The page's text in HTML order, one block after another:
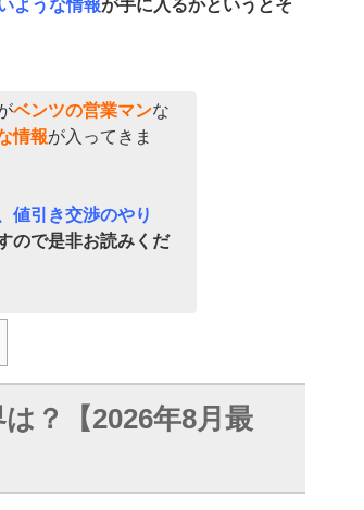
ような情報が手に入るかというとそ
ベンツの営業マンな
情報が入ってきま
値引き交渉のやり
ので是非お読みくだ
？【2026年8月最